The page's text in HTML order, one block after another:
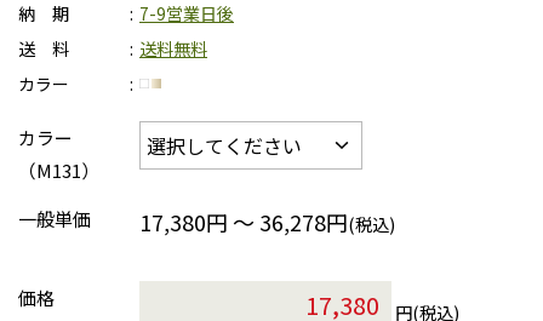
納 期
7-9営業日後
送 料
送料無料
カラー
カラー
（M131）
一般単価
17,380円 ～ 36,278円(税込)
価格
円(税込)